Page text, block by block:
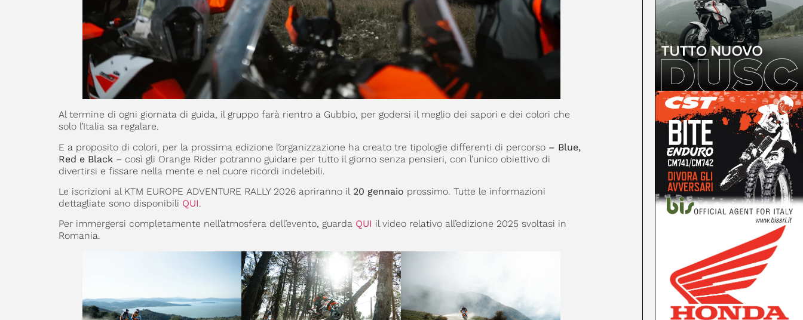
Al termine di ogni giornata di guida, il gruppo farà rientro a Gubbio, per godersi il meglio dei sapori e dei colori che
solo l’Italia sa regalare.
E a proposito di colori, per la prossima edizione l’organizzazione ha creato tre tipologie differenti di percorso – Blue,
Red e Black– così gli Orange Rider potranno guidare per tutto il giorno senza pensieri, con l’unico obiettivo di
divertirsi e fissare nella mente e nel cuore ricordi indelebili.
Le iscrizioni al KTM EUROPE ADVENTURE RALLY 2026 apriranno il 20 gennaio prossimo. Tutte le informazioni
dettagliate sono disponibili QUI.
Per immergersi completamente nell’atmosfera dell’evento, guarda QUI il video relativo all’edizione 2025 svoltasi in
Romania.